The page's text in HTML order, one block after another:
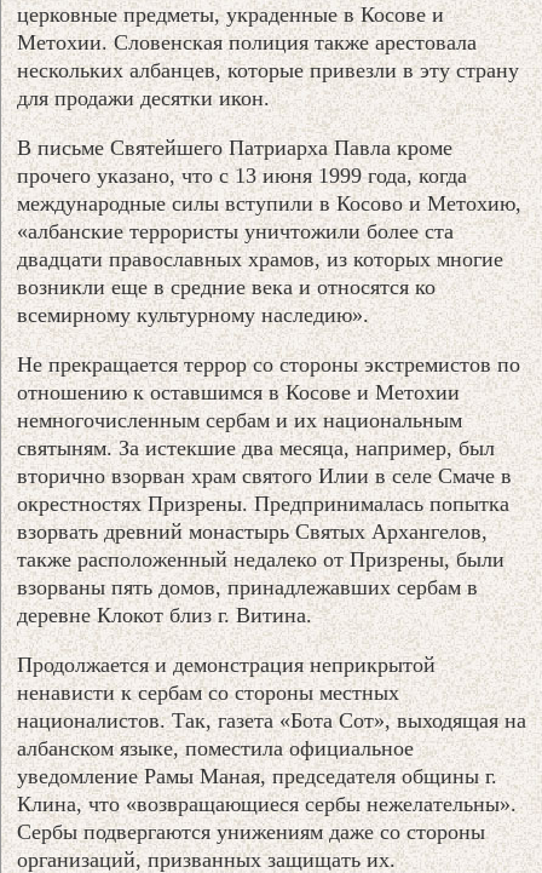
церковные предметы, украденные в Косове и
Метохии. Словенская полиция также арестовала
нескольких албанцев, которые привезли в эту страну
для продажи десятки икон.
В письме Святейшего Патриарха Павла кроме
прочего указано, что с 13 июня 1999 года, когда
международные силы вступили в Косово и Метохию,
«албанские террористы уничтожили более ста
двадцати православных храмов, из которых многие
возникли еще в средние века и относятся ко
всемирному культурному наследию».
Не прекращается террор со стороны экстремистов по
отношению к оставшимся в Косове и Метохии
немногочисленным сербам и их национальным
святыням. За истекшие два месяца, например, был
вторично взорван храм святого Илии в селе Смаче в
окрестностях Призрены. Предпринималась попытка
взорвать древний монастырь Святых Архангелов,
также расположенный недалеко от Призрены, были
взорваны пять домов, принадлежавших сербам в
деревне Клокот близ г. Витина.
Продолжается и демонстрация неприкрытой
ненависти к сербам со стороны местных
националистов. Так, газета «Бота Сот», выходящая на
албанском языке, поместила официальное
уведомление Рамы Маная, председателя общины г.
Клина, что «возвращающиеся сербы нежелательны».
Сербы подвергаются унижениям даже со стороны
организаций, призванных защищать их.